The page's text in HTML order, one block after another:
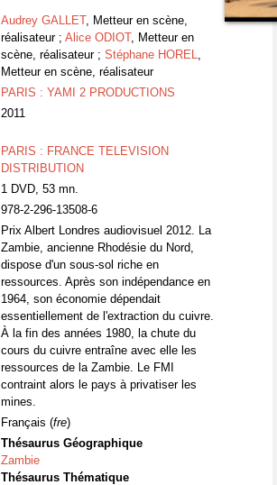
Audrey GALLET, Metteur en scène,
réalisateur ; Alice ODIOT, Metteur en
scène, réalisateur ; Stéphane HOREL,
Metteur en scène, réalisateur
PARIS : YAMI 2 PRODUCTIONS
2011
PARIS : FRANCE TELEVISION
DISTRIBUTION
1 DVD, 53 mn.
978-2-296-13508-6
Prix Albert Londres audiovisuel 2012. La
Zambie, ancienne Rhodésie du Nord,
dispose d'un sous-sol riche en
ressources. Après son indépendance en
1964, son économie dépendait
essentiellement de l'extraction du cuivre.
À la fin des années 1980, la chute du
cours du cuivre entraîne avec elle les
ressources de la Zambie. Le FMI
contraint alors le pays à privatiser les
mines.
Français (fre)
Thésaurus Géographique
Zambie
Thésaurus Thématique